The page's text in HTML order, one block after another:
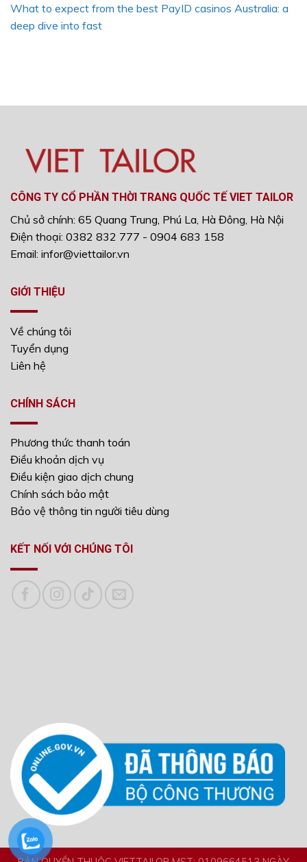
What to expect from the best PayID casinos Australia: a
deep dive into fast
CÔNG TY CỔ PHẦN THỜI TRANG QUỐC TẾ VIET TAILOR
Chủ sở chính: 65 Quang Trung, Phú La, Hà Đông, Hà Nội
Điện thoại: 0382 832 777 - 0904 683 158
Email: infor@viettailor.vn
GIỚI THIỆU
Về chúng tôi
Tuyển dụng
Liên hệ
CHÍNH SÁCH
Phương thức thanh toán
Điều khoản dịch vụ
Điều kiện giao dịch chung
Chính sách bảo mật
Bảo vệ thông tin người tiêu dùng
KẾT NỐI VỚI CHÚNG TÔI